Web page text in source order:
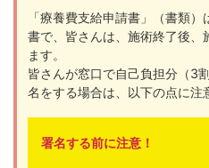
「療養費支給申請書」（書類
書で、皆さんは、施術終了後、
ます。
皆さんが窓口で自己負担分（3
名をする場合は、以下の点に注
署名する前に注意！